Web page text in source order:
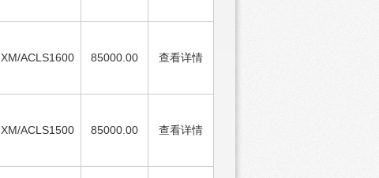
XM/ACLS1600 85000.00 查看详情
XM/ACLS1500 85000.00 查看详情